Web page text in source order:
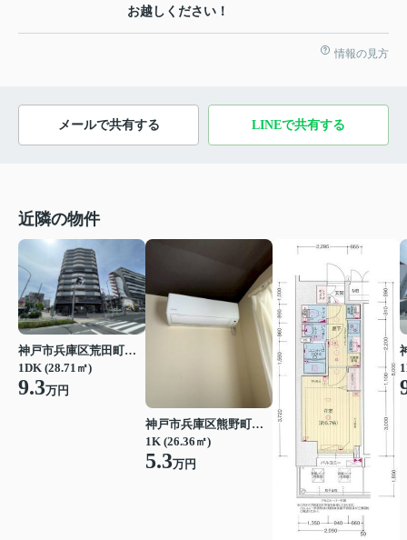
お越しください！
情報の見方
メールで共有する LINEで共有する
近隣の物件
神戸市兵庫区荒田町１丁目
1DK (28.71㎡)
9.3万円
神戸市兵庫区熊野町５丁目
1K (26.36㎡)
5.3万円